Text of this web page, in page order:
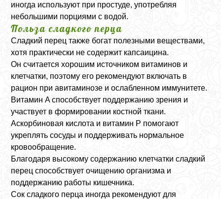
иногда используют при простуде, употребляя
небольшими порциями с водой.
Польза сладкого перца
Сладкий перец также богат полезными веществами,
хотя практически не содержит капсаицина.
Он считается хорошим источником витаминов и
клетчатки, поэтому его рекомендуют включать в
рацион при авитаминозе и ослабленном иммунитете.
Витамин A способствует поддержанию зрения и
участвует в формировании костной ткани.
Аскорбиновая кислота и витамин P помогают
укреплять сосуды и поддерживать нормальное
кровообращение.
Благодаря высокому содержанию клетчатки сладкий
перец способствует очищению организма и
поддержанию работы кишечника.
Сок сладкого перца иногда рекомендуют для